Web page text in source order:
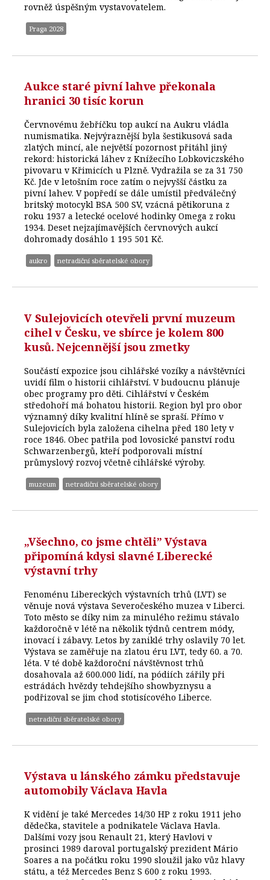
rovněž úspěšným vystavovatelem.
Praga 2028
Aukce staré pivní lahve překonala
hranici 30 tisíc korun
Červnovému žebříčku top aukcí na Aukru vládla
numismatika. Nejvýraznější byla šestikusová sada
zlatých mincí, ale největší pozornost přitáhl jiný
rekord: historická láhev z Knížecího Lobkoviczského
pivovaru v Křimicích u Plzně. Vydražila se za 31 750
Kč. Jde v letošním roce zatím o nejvyšší částku za
pivní lahev. V popředí se dále umístil předválečný
britský motocykl BSA 500 SV, vzácná pětikoruna z
roku 1937 a letecké ocelové hodinky Omega z roku
1934. Deset nejzajímavějších červnových aukcí
dohromady dosáhlo 1 195 501 Kč.
aukro netradiční sběratelské obory
V Sulejovicích otevřeli první muzeum
cihel v Česku, ve sbírce je kolem 800
kusů. Nejcennější jsou zmetky
Součástí expozice jsou cihlářské vozíky a návštěvníci
uvidí film o historii cihlářství. V budoucnu plánuje
obec programy pro děti. Cihlářství v Českém
středohoří má bohatou historii. Region byl pro obor
významný díky kvalitní hlíně se spraší. Přímo v
Sulejovicích byla založena cihelna před 180 lety v
roce 1846. Obec patřila pod lovosické panství rodu
Schwarzenbergů, kteří podporovali místní
průmyslový rozvoj včetně cihlářské výroby.
muzeum netradiční sběratelské obory
„Všechno, co jsme chtěli” Výstava
připomíná kdysi slavné Liberecké
výstavní trhy
Fenoménu Libereckých výstavních trhů (LVT) se
věnuje nová výstava Severočeského muzea v Liberci.
Toto město se díky nim za minulého režimu stávalo
každoročně v létě na několik týdnů centrem módy,
inovací i zábavy. Letos by zaniklé trhy oslavily 70 let.
Výstava se zaměřuje na zlatou éru LVT, tedy 60. a 70.
léta. V té době každoroční návštěvnost trhů
dosahovala až 600.000 lidí, na pódiích zářily při
estrádách hvězdy tehdejšího showbyznysu a
podřizoval se jim chod stotisícového Liberce.
netradiční sběratelské obory
Výstava u lánského zámku představuje
automobily Václava Havla
K vidění je také Mercedes 14/30 HP z roku 1911 jeho
dědečka, stavitele a podnikatele Václava Havla.
Dalšími vozy jsou Renault 21, který Havlovi v
prosinci 1989 daroval portugalský prezident Mário
Soares a na počátku roku 1990 sloužil jako vůz hlavy
státu, a též Mercedes Benz S 600 z roku 1993.